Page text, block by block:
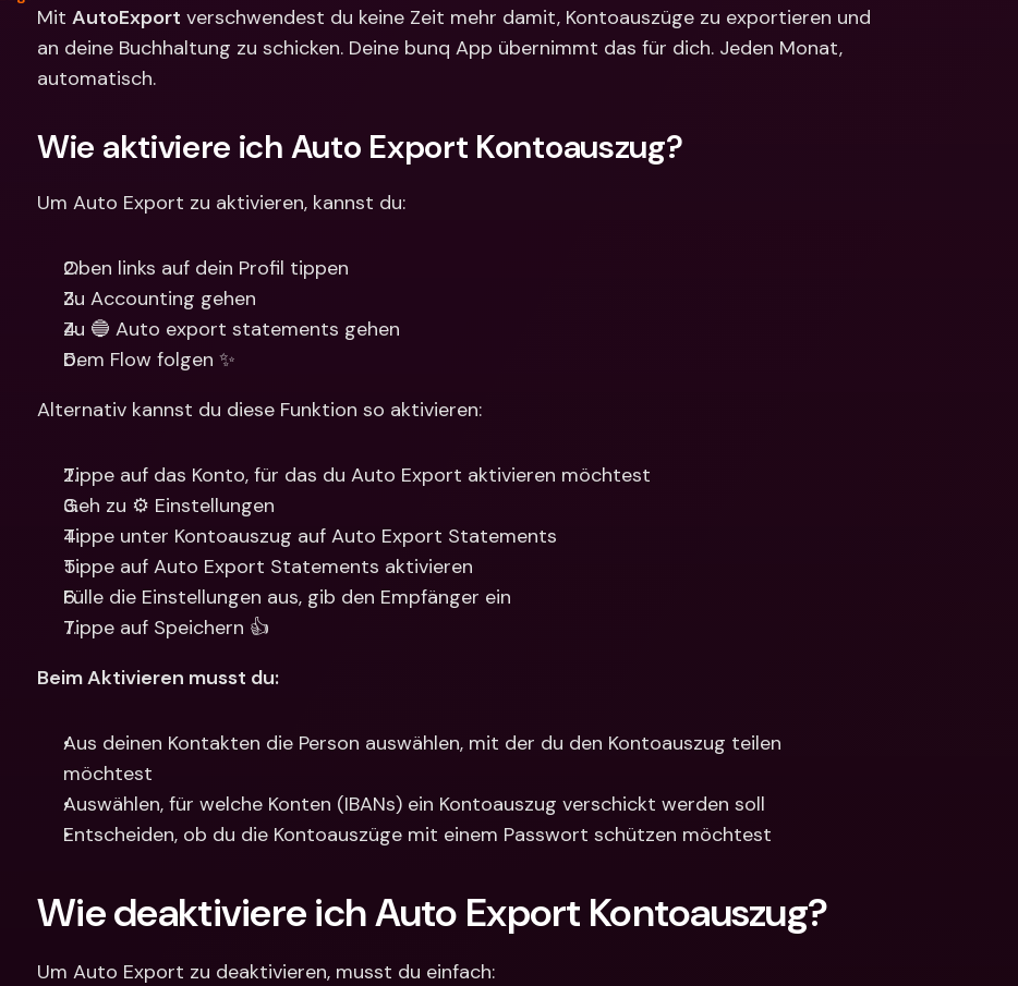
Internationale Konten &
FremdwährungenInternationale Konten &
Fremdwährungen
Mit AutoExport verschwendest du keine Zeit mehr damit, Kontoauszüge zu exportieren und
an deine Buchhaltung zu schicken. Deine bunq App übernimmt das für dich. Jeden Monat,
automatisch.
Wie aktiviere ich Auto Export Kontoauszug?
Um Auto Export zu aktivieren, kannst du:
Oben links auf dein Profil tippen
Zu Accounting gehen
Zu 🔵 Auto export statements gehen
Dem Flow folgen ✨
Alternativ kannst du diese Funktion so aktivieren:
Tippe auf das Konto, für das du Auto Export aktivieren möchtest
Geh zu ⚙️ Einstellungen
Tippe unter Kontoauszug auf Auto Export Statements
Tippe auf Auto Export Statements aktivieren
Fülle die Einstellungen aus, gib den Empfänger ein
Tippe auf Speichern 👍
Beim Aktivieren musst du:
Aus deinen Kontakten die Person auswählen, mit der du den Kontoauszug teilen
möchtest
Auswählen, für welche Konten (IBANs) ein Kontoauszug verschickt werden soll
Entscheiden, ob du die Kontoauszüge mit einem Passwort schützen möchtest
Wie deaktiviere ich Auto Export Kontoauszug?
Um Auto Export zu deaktivieren, musst du einfach: